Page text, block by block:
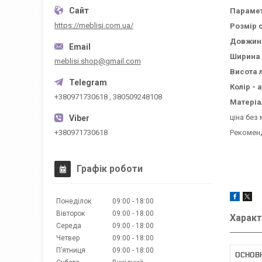
Розмір
Ширина
Висота
Колір -
ціна без
https://meblisi.com.ua/
meblisi.shop@gmail.com
+380971730618 , 380509248108
+380971730618
Графік роботи
Понеділок 09:00
18:00
Вівторок
09:00
18:00
Середа
09:00
18:00
Четвер
09:00
18:00
Пʼятниця
09:00
18:00